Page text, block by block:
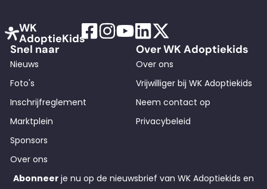
WK
AdoptieKids
Snel naar
Nieuws
Foto's
Inschrijfreglement
Marktplein
Sponsors
Over ons
Over WK Adoptiekids
Over ons
Vrijwilliger bij WK Adoptiekids
Neem contact op
Privacybeleid
Abonneer je nu op de nieuwsbrief van WK Adoptiekids en